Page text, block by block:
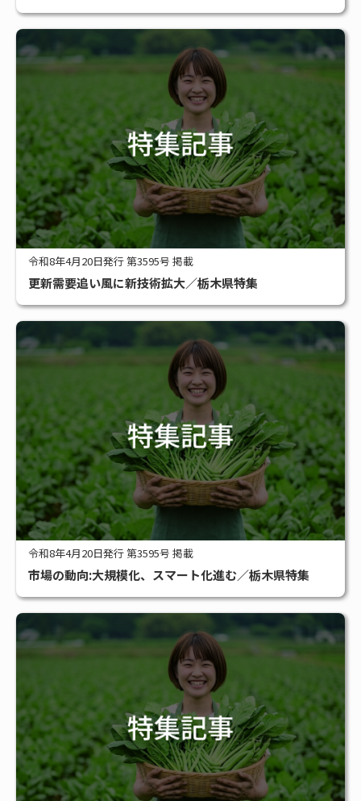
令和8年4月20日発行 第3595号 掲載
更新需要追い風に新技術拡大／栃木県特集
令和8年4月20日発行 第3595号 掲載
市場の動向:大規模化、スマート化進む／栃木県特集